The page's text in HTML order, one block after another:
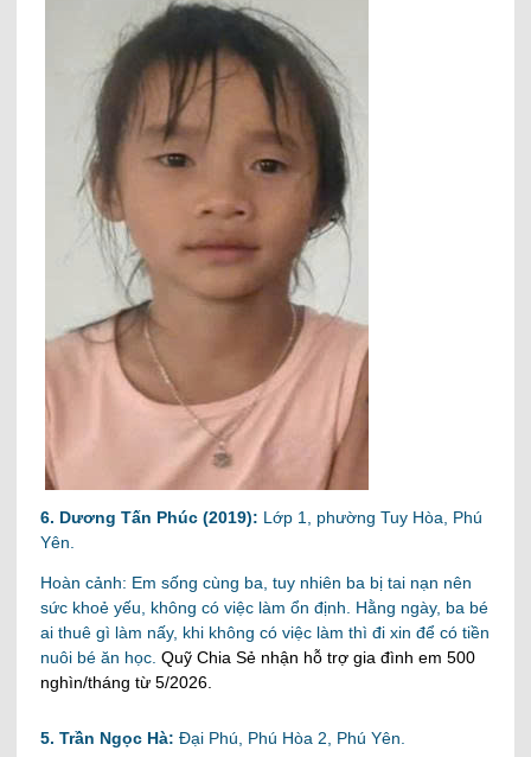
6. Dương Tấn Phúc (2019): Lớp 1, phường Tuy Hòa, Phú
Yên.
Hoàn cảnh: Em sống cùng ba, tuy nhiên ba bị tai nạn nên
sức khoẻ yếu, không có việc làm ổn định. Hằng ngày, ba bé
ai thuê gì làm nấy, khi không có việc làm thì đi xin để có tiền
nuôi bé ăn học.Quỹ Chia Sẻ nhận hỗ trợ gia đình em 500
nghìn/tháng từ 5/2026.
5. Trần Ngọc Hà: Đại Phú, Phú Hòa 2, Phú Yên.